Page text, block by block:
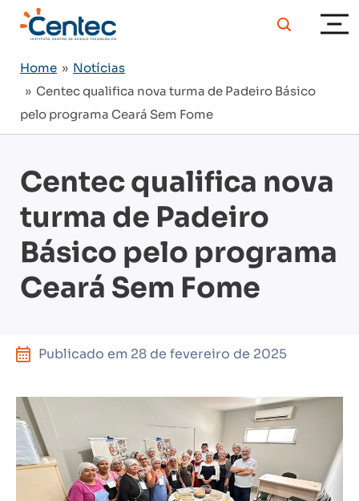
Home » Notícias
» Centec qualifica nova turma de Padeiro Básico
pelo programa Ceará Sem Fome
Centec qualifica nova
turma de Padeiro
Básico pelo programa
Ceará Sem Fome
Publicado em 28 de fevereiro de 2025